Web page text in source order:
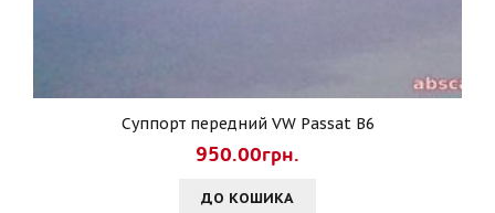
Суппорт передний VW Passat B6
950.00грн.
ДО КОШИКА